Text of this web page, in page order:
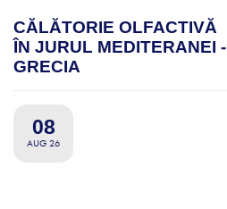
CĂLĂTORIE OLFACTIVĂ
ÎN JURUL MEDITERANEI -
GRECIA
08
AUG 26